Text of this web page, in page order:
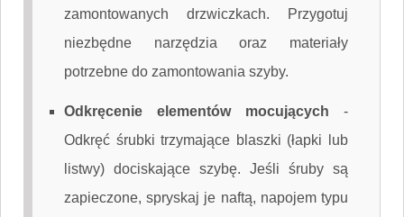
zamontowanych drzwiczkach. Przygotuj
niezbędne narzędzia oraz materiały
potrzebne do zamontowania szyby.
Odkręcenie elementów mocujących -
Odkręć śrubki trzymające blaszki (łapki lub
listwy) dociskające szybę. Jeśli śruby są
zapieczone, spryskaj je naftą, napojem typu